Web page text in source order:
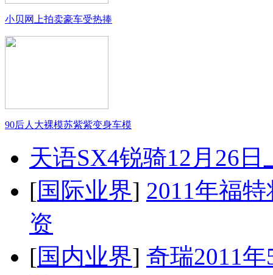
小贝网上拍卖豪车受热捧
90后人大裸模苏紫紫变身车模
天语SX4锐骑12月26
[国际业界] 2011年福
资
[国内业界] 奇瑞2011